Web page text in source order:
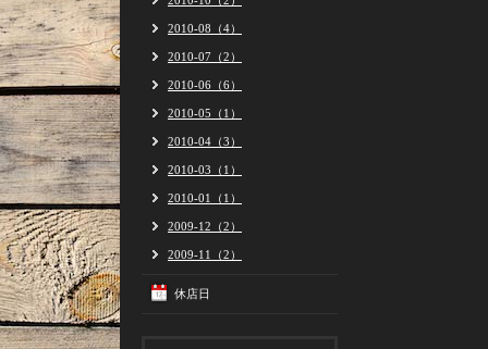
2010-08（4）
2010-07（2）
2010-06（6）
2010-05（1）
2010-04（3）
2010-03（1）
2010-01（1）
2009-12（2）
2009-11（2）
休店日